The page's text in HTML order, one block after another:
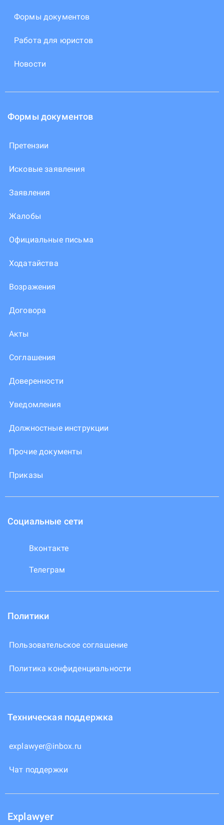
Формы документов
Работа для юристов
Новости
Формы документов
Претензии
Исковые заявления
Заявления
Жалобы
Официальные письма
Ходатайства
Возражения
Договора
Акты
Соглашения
Доверенности
Уведомления
Должностные инструкции
Прочие документы
Приказы
Социальные сети
Вконтакте
Телеграм
Политики
Пользовательское соглашение
Политика конфиденциальности
Техническая поддержка
explawyer@inbox.ru
Чат поддержки
Explawyer